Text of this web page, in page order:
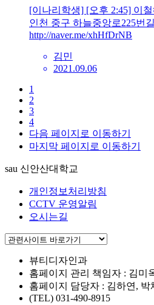
[이나리학생] [오후 2:45] 이
인천 중구 하늘중앙로225번
http://naver.me/xhHfDrNB
김민
2021.09.06
1
2
3
4
다음 페이지로 이동하기
마지막 페이지로 이동하기
sau 신안산대학교
개인정보처리방침
CCTV 운영알림
오시는길
뷰티디자인과
홈페이지 관리 책임자 : 김미
홈페이지 담당자 : 김하연, 박
(TEL) 031-490-8915